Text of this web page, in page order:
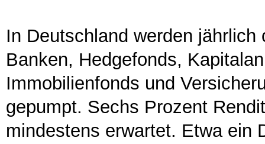
In Deutschland werden
Banken, Hedgefonds,
Immobilienfonds und
gepumpt. Sechs Prozent
mindestens erwartet. Etwa ein